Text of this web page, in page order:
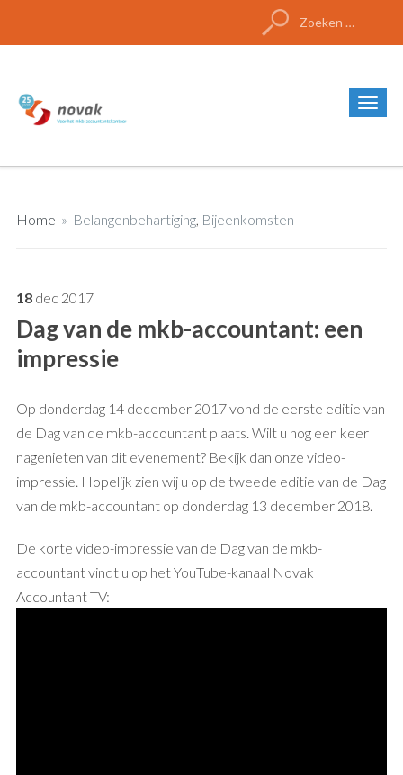
Zoeken
naar:
Home » Belangenbehartiging, Bijeenkomsten
18 dec 2017
Dag van de mkb-accountant: een
impressie
Op donderdag 14 december 2017 vond de eerste editie van
de Dag van de mkb-accountant plaats. Wilt u nog een keer
nagenieten van dit evenement? Bekijk dan onze video-
impressie. Hopelijk zien wij u op de tweede editie van de Dag
van de mkb-accountant op donderdag 13 december 2018.
De korte video-impressie van de Dag van de mkb-
accountant vindt u op het YouTube-kanaal Novak
Accountant TV: